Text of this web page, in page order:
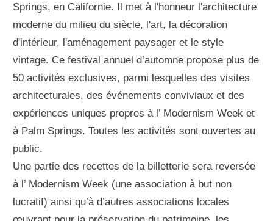
Springs, en Californie. Il met à l'honneur l'architecture
moderne du milieu du siècle, l'art, la décoration
d'intérieur, l'aménagement paysager et le style
vintage. Ce festival annuel d’automne propose plus de
50 activités exclusives, parmi lesquelles des visites
architecturales, des événements conviviaux et des
expériences uniques propres à l’ Modernism Week et
à Palm Springs. Toutes les activités sont ouvertes au
public.
Une partie des recettes de la billetterie sera reversée
à l’ Modernism Week (une association à but non
lucratif) ainsi qu’à d’autres associations locales